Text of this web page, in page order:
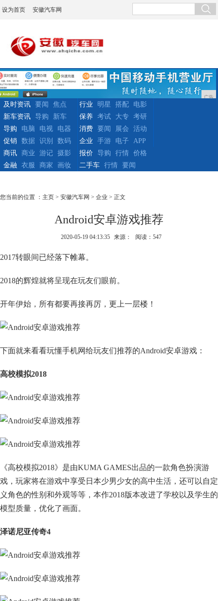
设为首页 安徽汽车网
广告
及时资讯 要闻
焦点
新车资讯
导购 新车
行业 明星 搭配
电影
保养
考试 大专
考研
导购
电脑 电视
电器
促销
数据 识别 数码
消费 要闻 展会
活动
企业
手游 电子
APP
商讯
商业 游记
摄影
金融
衣服 商家 画妆
报价 导购 行情
价格
二手车
行情 要闻
您当前的位置 ： 主页 > 安徽汽车网 > 企业 > 正文
Android安卓游戏推荐
2020-05-19 04:13:35 来源： 阅读：547
2017转眼间已经落下帷幕。
2018的辉煌就将呈现在玩友们眼前。
开年伊始，所有都要再接再厉，更上一层楼！
下面就来看看玩懂手机网给玩友们推荐的Android安卓游戏：
高校模拟2018
《高校模拟2018》是由KUMA GAMES出品的一款角色扮演游
戏，玩家将在游戏中享受日本少男少女的高中生活，还可以自定
义角色的性别和外观等等，本作2018版本改进了学校以及学生的
模型质量，优化了画面。
泽诺尼亚传奇4